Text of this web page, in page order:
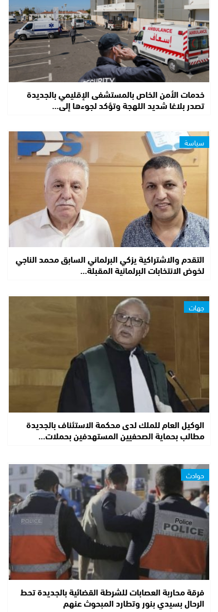
خدمات الأمن الخاص بالمستشفى الإقليمي بالجديدة
تصدر بلاغا شديد اللهجة وتؤكد لجوءها إلى…
سياسة
التقدم والاشتراكية يزكي البرلماني السابق محمد الناجي
لخوض الانتخابات البرلمانية المقبلة…
جهات
الوكيل العام للملك لدى محكمة الاستئناف بالجديدة
مطالب بحماية الصحفيين المستهدفين بحملات…
حوادث
فرقة محاربة العصابات للشرطة القضائية بالجديدة تحط
الرحال بسيدي بنور وتطارد المبحوث عنهم